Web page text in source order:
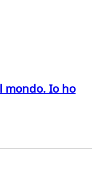
mondo. Io ho